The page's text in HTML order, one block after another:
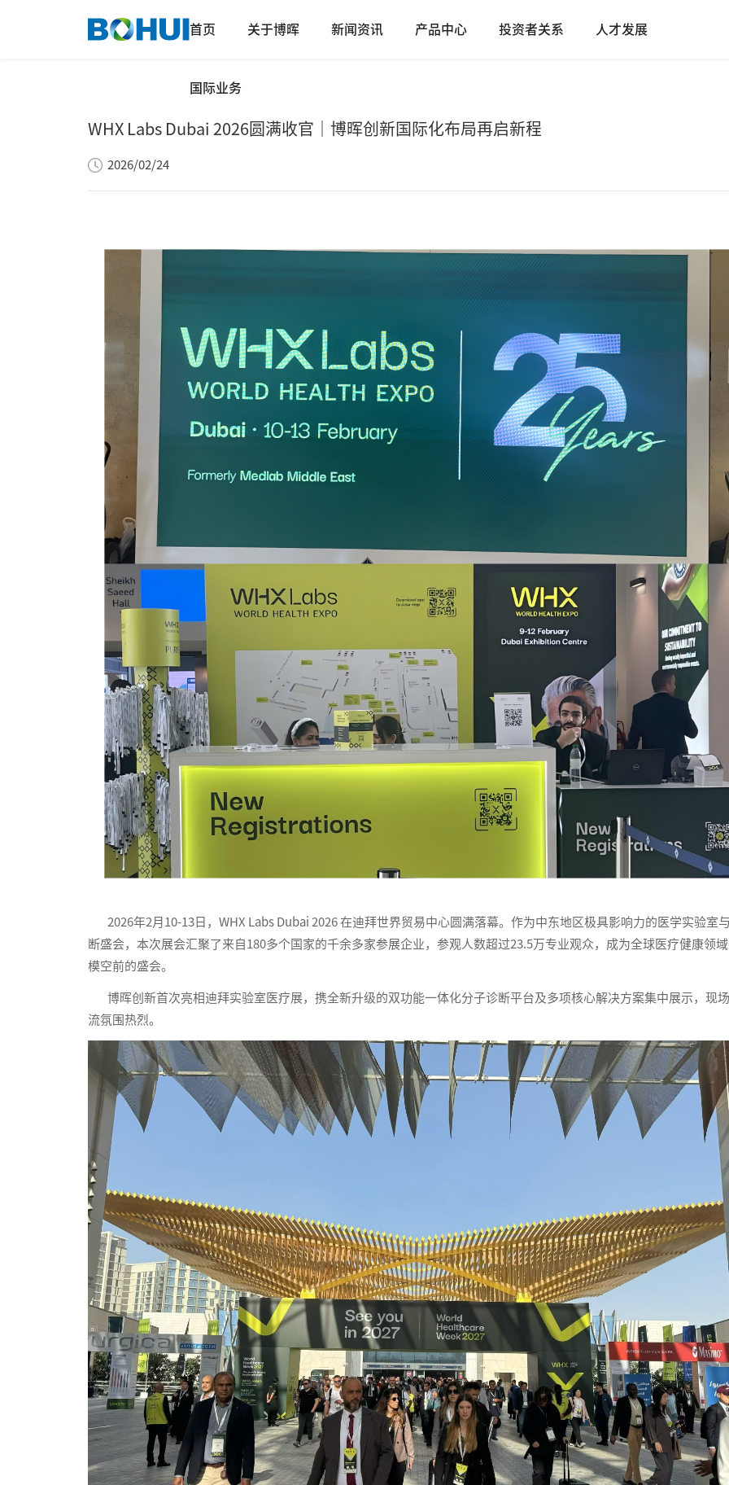
首页 关于博晖 新闻资讯 产品中心 投资者关系 人才发展
国际业务
WHX Labs Dubai 2026圆满收官｜博晖创新国际化布局再启新程
2026/02/24
2026年2月10-13日，WHX Labs Dubai 2026 在迪拜世界贸易中心圆满落幕。作为中东地区极具影响力的医学实验室
断盛会，本次展会汇聚了来自180多个国家的千余多家参展企业，参观人数超过23.5万专业观众，成为全球医疗健康领
模空前的盛会。
博晖创新首次亮相迪拜实验室医疗展，携全新升级的双功能一体化分子诊断平台及多项核心解决方案集中展示，现
流氛围热烈。